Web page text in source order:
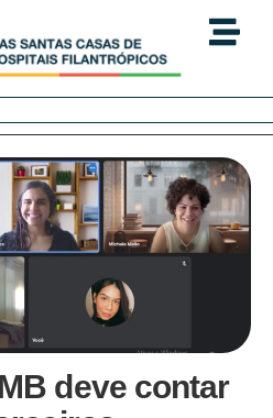
deve contar